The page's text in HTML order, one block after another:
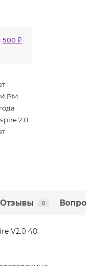
500 ₽
2.0
Отзывы 0
V2.0 40.